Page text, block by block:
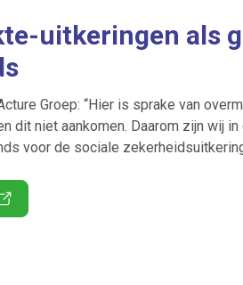
uitkeringen als
Groep: “Hier is sprake van
dit niet aankomen. Daarom zijn wij
voor de sociale